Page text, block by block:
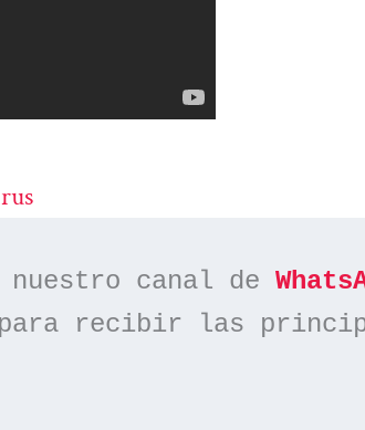
nuestro canal de
recibir las